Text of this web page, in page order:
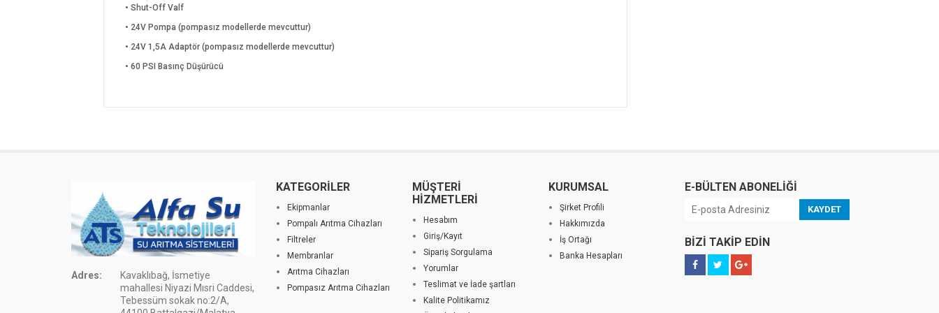
• Shut-Off Valf
• 24V Pompa (pompasız modellerde mevcuttur)
• 24V 1,5A Adaptör (pompasız modellerde mevcuttur)
• 60 PSI Basınç Düşürücü
Adres:
Kavaklıbağ, İsmetiye
mahallesi Niyazi Mısri Caddesi,
Tebessüm sokak no:2/A,
KATEGORİLER
Ekipmanlar
Pompalı Arıtma Cihazları
Filtreler
Membranlar
Arıtma Cihazları
Pompasız Arıtma Cihazları
MÜŞTERİ
HİZMETLERİ
Hesabım
Giriş/Kayıt
Sipariş Sorgulama
Yorumlar
Teslimat ve İade şartları
Kalite Politikamız
KURUMSAL
Şirket Profili
Hakkımızda
İş Ortağı
Banka Hesapları
E-BÜLTEN ABONELİĞİ
KAYDET
BİZİ TAKİP EDİN